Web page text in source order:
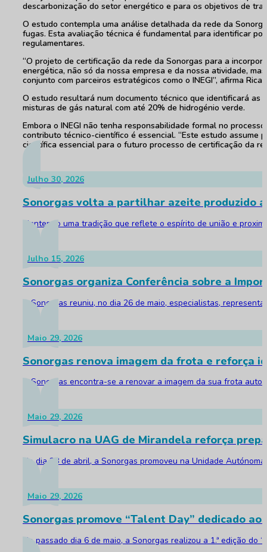
descarbonização do setor energético e para os objetivos de
O estudo contempla uma análise detalhada da rede da
fugas. Esta avaliação técnica é fundamental para identificar
regulamentares.
“O projeto de certificação da rede da Sonorgas para a
energética, não só da nossa empresa e da nossa atividade,
conjunto com parceiros estratégicos como o INEGI”, afirma
O estudo resultará num documento técnico que identificará
misturas de gás natural com até 20% de hidrogénio verde.
Embora o INEGI não tenha responsabilidade formal no
contributo técnico-científico é essencial. “Este estudo
científica essencial para o futuro processo de certificação da
Julho 30, 2026
Sonorgas volta a partilhar azeite produzido
Mantendo uma tradição que reflete o espírito de união e
Julho 15, 2026
Sonorgas organiza Conferência sobre a
A Sonorgas reuniu, no dia 26 de maio, especialistas,
Maio 29, 2026
Sonorgas renova imagem da frota e reforça
A Sonorgas encontra-se a renovar a imagem da sua frota
Maio 29, 2026
Simulacro na UAG de Mirandela reforça
No dia 28 de abril, a Sonorgas promoveu na Unidade
Maio 29, 2026
Sonorgas promove “Talent Day” dedicado
No passado dia 6 de maio, a Sonorgas realizou a 1.ª edição